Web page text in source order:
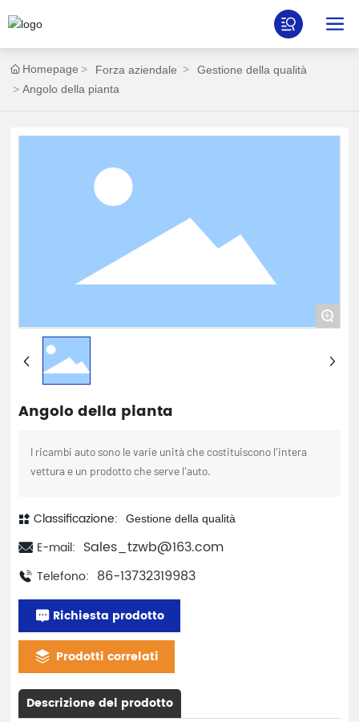
Homepage Forza aziendale
Gestione della qualità
Angolo della pianta
+
Angolo della pianta
I ricambi auto sono le varie unità che costituiscono l'intera
vettura e un prodotto che serve l'auto.
Classificazione: Gestione della qualità
E-mail: Sales_tzwb@163.com
Telefono: 86-13732319983
Richiesta prodotto
Prodotti correlati
Descrizione del prodotto